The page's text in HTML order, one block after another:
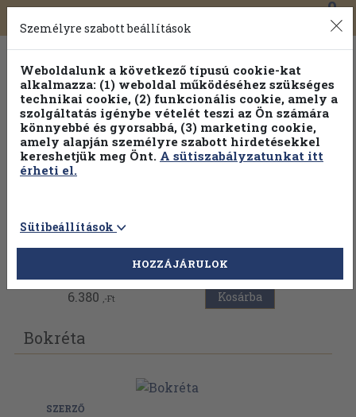
Toggle
navigation
0
Válogasson több mint 1.000.000 kiadványunk közül
100% kedvezménnyel!
Vissza az előző oldalra
6.380 ,-Ft Kosárba
Bokréta
SZERZŐ
Személyre szabott beállítások
Weboldalunk a következő típusú cookie-kat
alkalmazza: (1) weboldal működéséhez szükséges
technikai cookie, (2) funkcionális cookie, amely a
szolgáltatás igénybe vételét teszi az Ön számára
könnyebbé és gyorsabbá, (3) marketing cookie,
amely alapján személyre szabott hirdetésekkel
kereshetjük meg Önt. A sütiszabályzatunkat itt
érheti el.
Sütibeállítások
HOZZÁJÁRULOK